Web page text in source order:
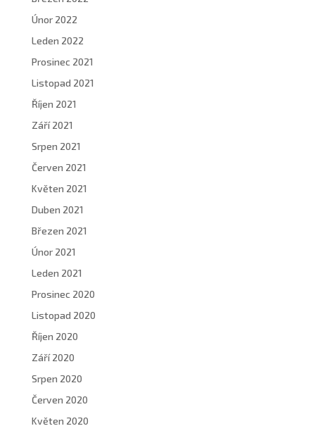
Únor 2022
Leden 2022
Prosinec 2021
Listopad 2021
Říjen 2021
Září 2021
Srpen 2021
Červen 2021
Květen 2021
Duben 2021
Březen 2021
Únor 2021
Leden 2021
Prosinec 2020
Listopad 2020
Říjen 2020
Září 2020
Srpen 2020
Červen 2020
Květen 2020